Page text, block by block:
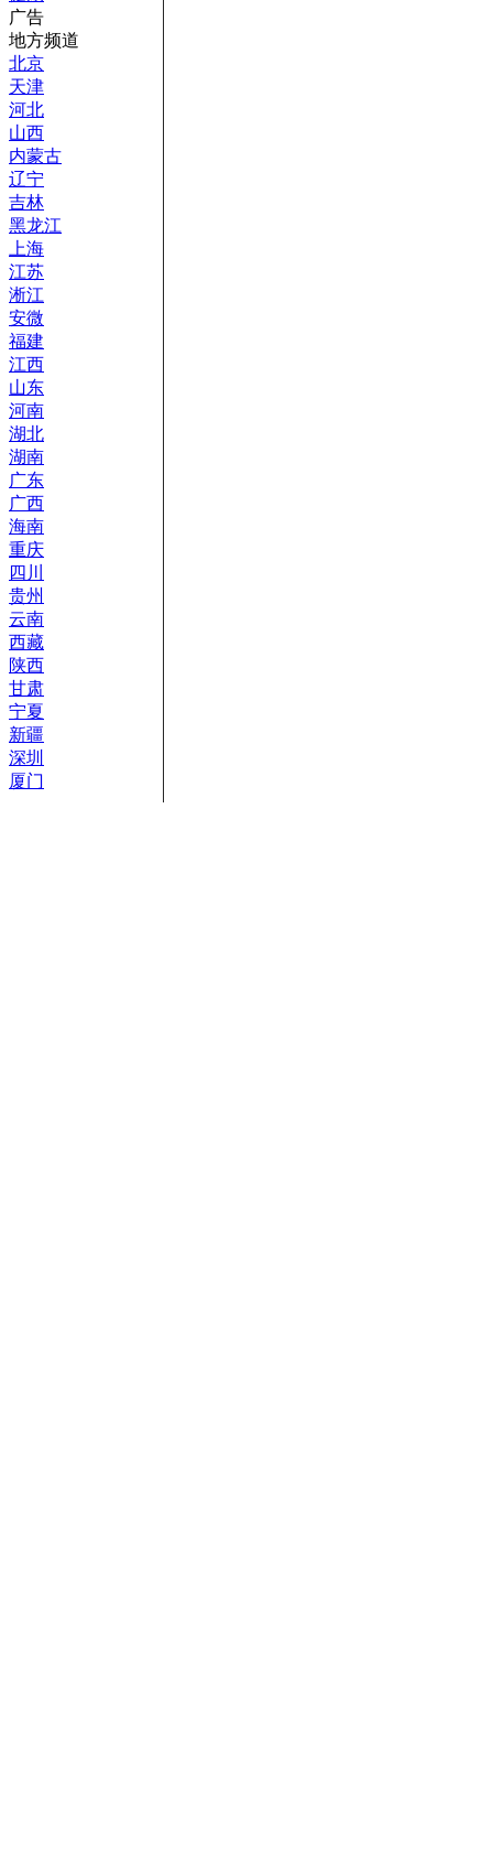
广告
地方频道
北京
天津
河北
山西
内蒙古
辽宁
吉林
黑龙江
上海
江苏
淅江
安微
福建
江西
山东
河南
湖北
湖南
广东
广西
海南
重庆
四川
贵州
云南
西藏
陕西
甘肃
宁夏
新疆
深圳
厦门